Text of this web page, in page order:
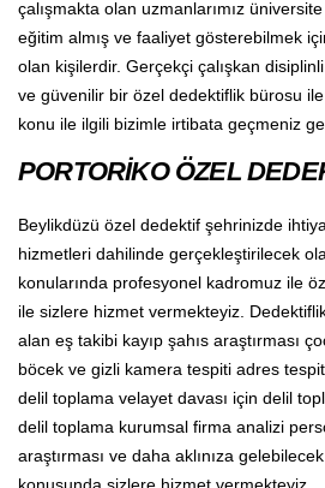
çalışmakta olan uzmanlarımız
eğitim almış ve faaliyet gösterebilmek
olan kişilerdir. Gerçekçi çalışkan
ve güvenilir bir özel dedektiflik bürosu ile
konu ile ilgili bizimle irtibata geçmeniz
PORTORİKO ÖZEL
Beylikdüzü özel dedektif şehrinizde
hizmetleri dahilinde gerçekleştirilecek
konularında profesyonel kadromuz ile
ile sizlere hizmet vermekteyiz.
alan eş takibi kayıp şahıs araştırması
böcek ve gizli kamera tespiti adres
delil toplama velayet davası için delil
delil toplama kurumsal firma analizi
araştırması ve daha aklınıza
konusunda sizlere hizmet vermekteyiz.